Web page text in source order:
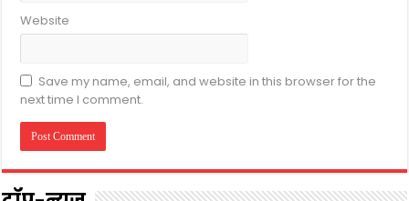
Website
Save my name, email, and website in this browser for the
next time I comment.